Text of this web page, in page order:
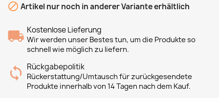
 Artikel nur noch in anderer Variante erhältlich
Kostenlose Lieferung
Wir werden unser Bestes tun, um die Produkte so
schnell wie möglich zu liefern.
Rückgabepolitik
Rückerstattung/Umtausch für zurückgesendete
Produkte innerhalb von 14 Tagen nach dem Kauf.